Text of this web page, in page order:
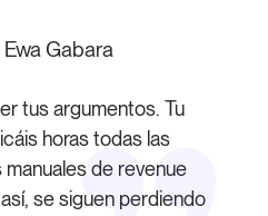
Ewa Gabara
tus argumentos. Tu
horas todas las
de revenue
se siguen perdiendo